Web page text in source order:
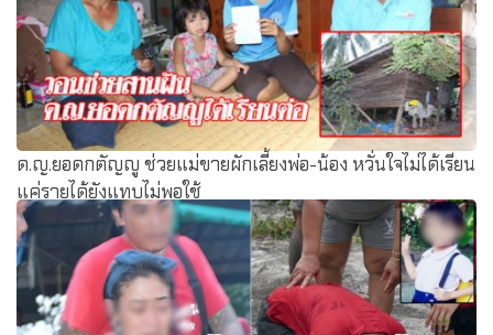
ด.ญ.ยอดกตัญญู ช่วยแม่ขายผักเลี้ยงพ่อ-น้อง หวั่นใจไม่ได้เรียน
แค่รายได้ยังแทบไม่พอใช้